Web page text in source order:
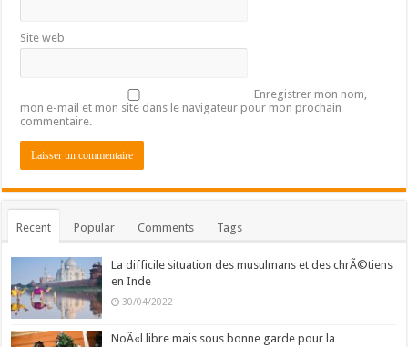
Site web
Enregistrer mon nom,
mon e-mail et mon site dans le navigateur pour mon prochain
commentaire.
Recent Popular Comments Tags
La difficile situation des musulmans et des chrÃ©tiens
en Inde
30/04/2022
NoÃ«l libre mais sous bonne garde pour la